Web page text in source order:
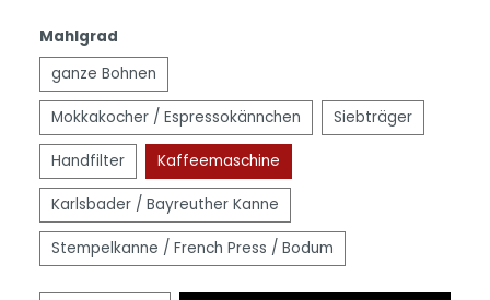
Mahlgrad
ganze Bohnen
Mokkakocher / Espressokännchen Siebträger
Handfilter Kaffeemaschine
Karlsbader / Bayreuther Kanne
Stempelkanne / French Press / Bodum